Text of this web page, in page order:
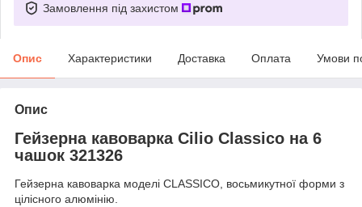
Замовлення під захистом
Опис Характеристики Доставка Оплата Умови
Опис
Гейзерна кавоварка Cilio Classico на 6
чашок 321326
Гейзерна кавоварка моделі CLASSICO, восьмикутної форми з
цілісного алюмінію.